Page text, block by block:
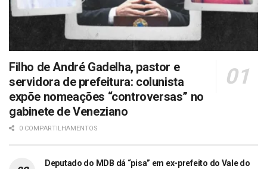
Filho de André Gadelha, pastor e
servidora de prefeitura: colunista
expõe nomeações “controversas” no
gabinete de Veneziano
0 COMPARTILHAMENTOS
Deputado do MDB dá “pisa” em ex-prefeito do Vale do